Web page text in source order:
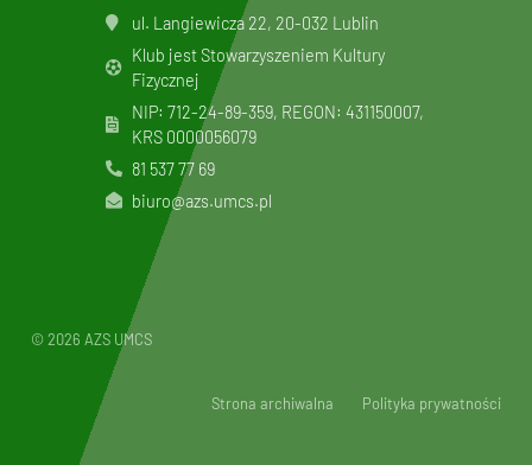
ul. Langiewicza 22, 20-032 Lublin
Klub jest Stowarzyszeniem Kultury
Fizycznej
NIP: 712-24-89-359, REGON: 431150007,
KRS 0000056079
81 537 77 69
biuro@azs.umcs.pl
© 2026 AZS UMCS
Strona archiwalna Polityka prywatności